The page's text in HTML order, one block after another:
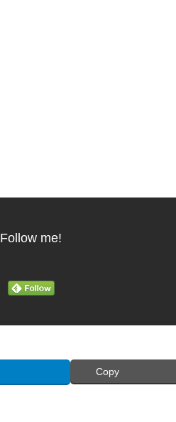
Follow me!
Copy